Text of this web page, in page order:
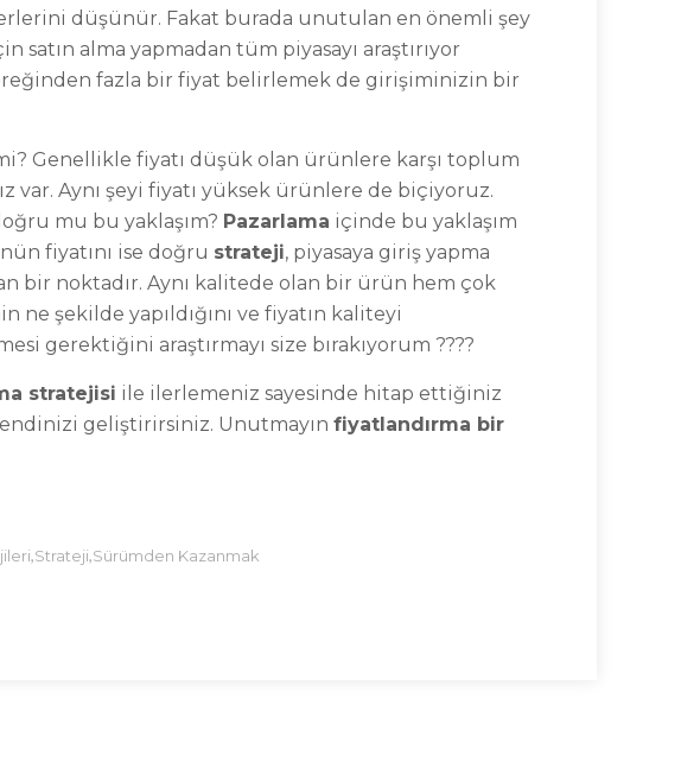
düşünür. Fakat burada unutulan en önemli şey
satın alma yapmadan tüm piyasayı araştırıyor
fazla bir fiyat belirlemek de girişiminizin bir
Genellikle fiyatı düşük olan ürünlere karşı toplum
var. Aynı şeyi fiyatı yüksek ürünlere de biçiyoruz.
mu bu yaklaşım? Pazarlama içinde bu yaklaşım
fiyatını ise doğru strateji, piyasaya giriş yapma
bir noktadır. Aynı kalitede olan bir ürün hem çok
şekilde yapıldığını ve fiyatın kaliteyi
gerektiğini araştırmayı size bırakıyorum ????
stratejisi ile ilerlemeniz sayesinde hitap ettiğiniz
geliştirirsiniz. Unutmayın fiyatlandırma bir
,Strateji,Sürümden Kazanmak